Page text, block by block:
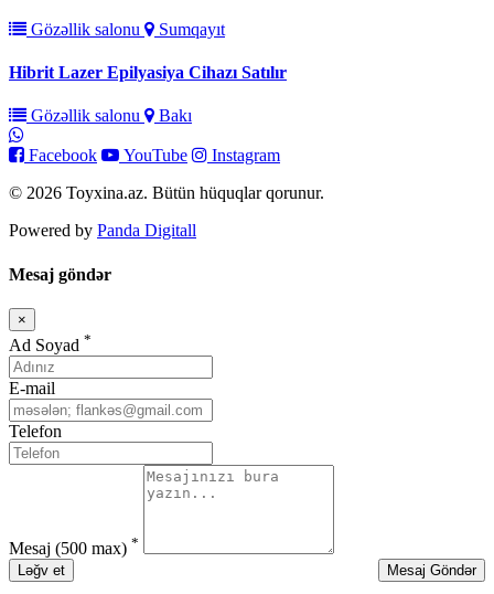
Gözəllik salonu Sumqayıt
Hibrit Lazer Epilyasiya Cihazı Satılır
Gözəllik salonu Bakı
Facebook YouTube
Instagram
© 2026 Toyxina.az. Bütün hüquqlar qorunur.
Powered by Panda Digitall
Mesaj göndər
×
Bağla
Ad Soyad *
E-mail
Telefon
Mesaj (500 max) *
Ləğv et
Mesaj Göndər